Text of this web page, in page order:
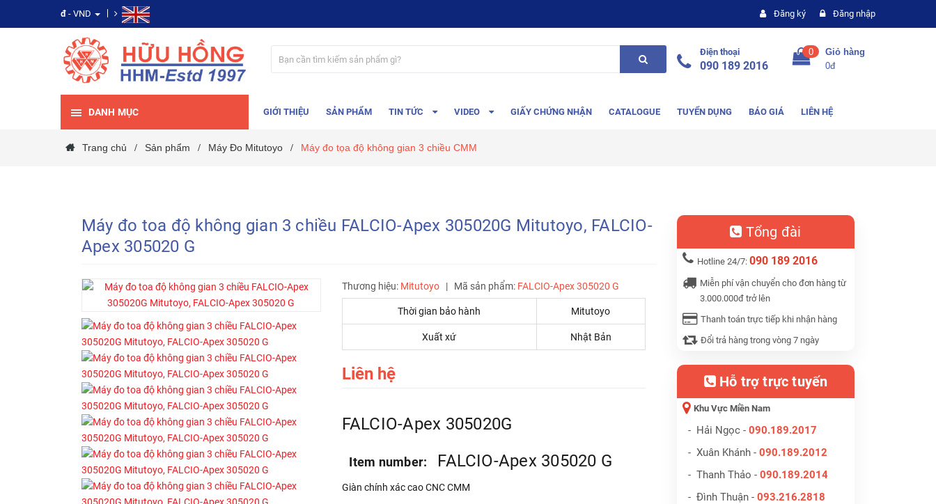
đ - VND Đăng ký Đăng nhập
Điện thoại
090 189 2016
0
Giỏ hàng
0đ
DANH MỤC GIỚI THIỆU SẢN PHẨM TIN TỨC VIDEO GIẤY CHỨNG NHẬN CATALOGUE TUYỂN DỤNG BÁO GIÁ LIÊN HỆ
Trang chủ / Sản phẩm / Máy Đo Mitutoyo / Máy đo tọa độ không gian 3 chiều CMM
Máy đo toa độ không gian 3 chiều FALCIO-Apex 305020G Mitutoyo, FALCIO-
Apex 305020 G
Thương hiệu: Mitutoyo | Mã sản phẩm: FALCIO-Apex 305020 G
Thời gian bảo hành Mitutoyo
Xuất xứ Nhật Bản
Liên hệ
FALCIO-Apex 305020G
Item number: FALCIO-Apex 305020 G
Giàn chính xác cao CNC CMM
Tổng đài
Hotline 24/7: 090 189 2016
Miễn phí vận chuyển cho đơn hàng từ
3.000.000đ trở lên
Thanh toán trực tiếp khi nhận hàng
Đổi trả hàng trong vòng 7 ngày
Hỗ trợ trực tuyến
Khu Vực Miền Nam
- Hải Ngọc - 090.189.2017
- Xuân Khánh - 090.189.2012
- Thanh Thảo - 090.189.2014
- Đình Thuận - 093.216.2818